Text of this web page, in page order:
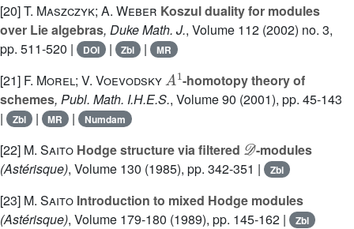
[20]T. Maszczyk; A. Weber Koszul duality for modules
over Lie algebras, Duke Math. J., Volume 112 (2002) no. 3,
pp. 511-520 |
DOI | Zbl | MR
[21] F. Morel; V. Voevodsky
A1
-homotopy theory of
schemes, Publ. Math. I.H.E.S., Volume 90 (2001), pp. 45-143
|
Zbl | MR | Numdam
[22] M. Saito Hodge structure via filtered
𝒟
-modules
(Astérisque), Volume 130 (1985), pp. 342-351 | Zbl
[23] M. Saito Introduction to mixed Hodge modules
(Astérisque), Volume 179-180 (1989), pp. 145-162 | Zbl